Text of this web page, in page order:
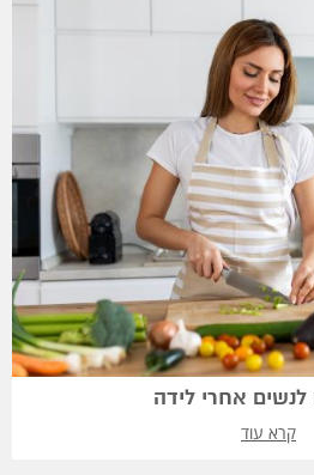
אחרי לידה
קרא עוד